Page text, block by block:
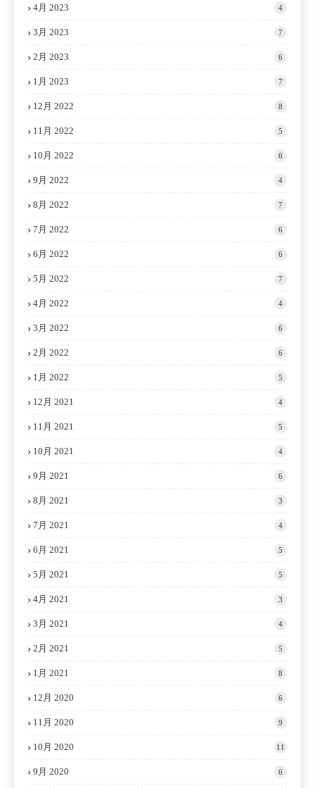
4月 2023 4
3月 2023 7
2月 2023 6
1月 2023 7
12月 2022 8
11月 2022 5
10月 2022 6
9月 2022 4
8月 2022 7
7月 2022 6
6月 2022 6
5月 2022 7
4月 2022 4
3月 2022 6
2月 2022 6
1月 2022 5
12月 2021 4
11月 2021 5
10月 2021 4
9月 2021 6
8月 2021 3
7月 2021 4
6月 2021 5
5月 2021 5
4月 2021 3
3月 2021 4
2月 2021 5
1月 2021 8
12月 2020 6
11月 2020 9
10月 2020 11
9月 2020 6